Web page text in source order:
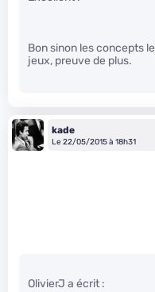
Bon sinon les concepts
jeux, preuve de plus.
kade
Le 22/05/2015 à 18h31
OlivierJ a écrit :